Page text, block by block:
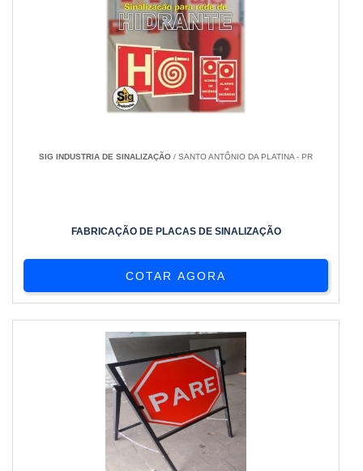
SIG INDUSTRIA DE SINALIZAÇÃO / SANTO ANTÔNIO DA PLATINA - PR
FABRICAÇÃO DE PLACAS DE SINALIZAÇÃO
COTAR AGORA